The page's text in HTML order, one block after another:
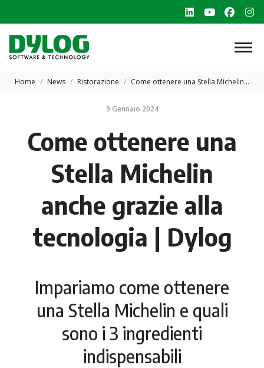
Linkedin
new
YouTube
opens
new
opens
new
Tu sei qui:
Home News Ristorazione Come ottenere una Stella Michelin…
9 Gennaio 2024
Come ottenere una
Stella Michelin
anche grazie alla
tecnologia | Dylog
Impariamo come ottenere
una Stella Michelin e quali
sono i 3 ingredienti
indispensabili